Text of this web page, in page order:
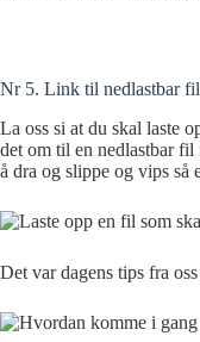
Nr 5. Link til nedlastbar
La oss si at du skal laste
det om til en nedlastbar fil
å dra og slippe og vips så
Det var dagens tips fra